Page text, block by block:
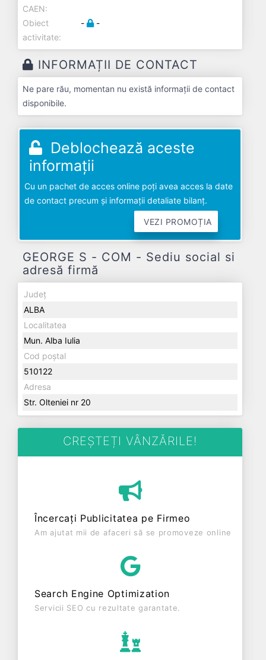
CAEN:
Obiect
activitate:
- -
INFORMAȚII DE CONTACT
Ne pare rău, momentan nu există informații de contact
disponibile.
Deblochează aceste
informații
Cu un pachet de acces online poți avea acces la date
de contact precum și informații detaliate bilanț.
VEZI PROMOȚIA
GEORGE S - COM - Sediu social si
adresă firmă
Județ
ALBA
Localitatea
Mun. Alba Iulia
Cod poștal
510122
Adresa
Str. Olteniei nr 20
CREȘTEȚI VÂNZĂRILE!
Încercați Publicitatea pe Firmeo
Am ajutat mii de afaceri să se promoveze online
Search Engine Optimization
Servicii SEO cu rezultate garantate.